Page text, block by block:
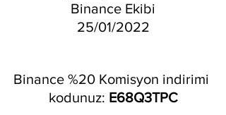
Binance Ekibi
25/01/2022
Binance %20 Komisyon indirimi
kodunuz: E68Q3TPC